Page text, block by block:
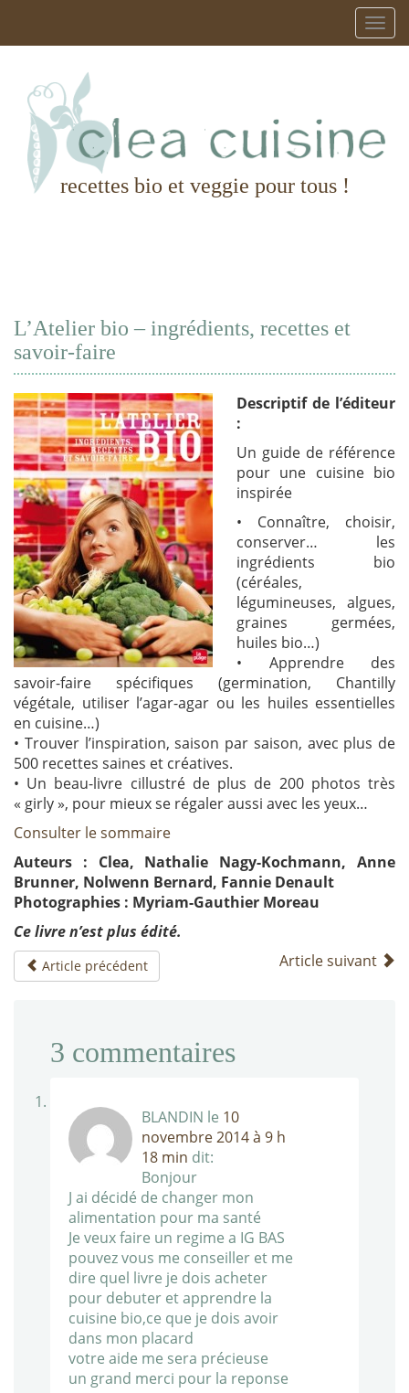
recettes bio et veggie pour tous !
L’Atelier bio – ingrédients, recettes et
savoir-faire
Descriptif de l’éditeur
:
Un guide de référence
pour une cuisine bio
inspirée
• Connaître, choisir,
conserver… les
ingrédients bio
(céréales,
légumineuses, algues,
graines germées,
huiles bio…)
• Apprendre des
savoir-faire spécifiques (germination, Chantilly
végétale, utiliser l’agar-agar ou les huiles essentielles
en cuisine…)
• Trouver l’inspiration, saison par saison, avec plus de
500 recettes saines et créatives.
• Un beau-livre cillustré de plus de 200 photos très
« girly », pour mieux se régaler aussi avec les yeux…
Consulter le sommaire
Auteurs : Clea, Nathalie Nagy-Kochmann, Anne
Brunner, Nolwenn Bernard, Fannie Denault
Photographies : Myriam-Gauthier Moreau
Ce livre n’est plus édité.
Article précédent Article suivant
3 commentaires
BLANDIN le 10
novembre 2014 à 9 h
18 min dit:
Bonjour
J ai décidé de changer mon
alimentation pour ma santé
Je veux faire un regime a IG BAS
pouvez vous me conseiller et me
dire quel livre je dois acheter
pour debuter et apprendre la
cuisine bio,ce que je dois avoir
dans mon placard
votre aide me sera précieuse
un grand merci pour la reponse